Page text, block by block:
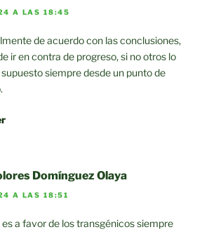
A LAS 18:45
de acuerdo con las conclusiones,
ir en contra de progreso, si no otros lo
supuesto siempre desde un punto de
Domínguez Olaya
A LAS 18:51
es a favor de los transgénicos siempre